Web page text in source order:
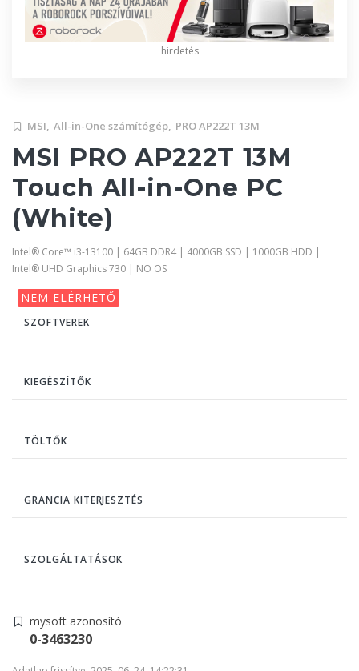
hirdetés
MSI, All-in-One számítógép, PRO AP222T 13M
MSI PRO AP222T 13M
Touch All-in-One PC
(White)
Intel® Core™ i3-13100 | 64GB DDR4 | 4000GB SSD | 1000GB HDD |
Intel® UHD Graphics 730 | NO OS
NEM ELÉRHETŐ
SZOFTVEREK
KIEGÉSZÍTŐK
TÖLTŐK
GRANCIA KITERJESZTÉS
SZOLGÁLTATÁSOK
mysoft azonosító
0-3463230